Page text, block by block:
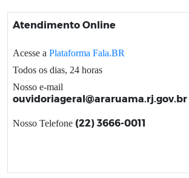
Atendimento Online
Acesse a Plataforma Fala.BR
Todos os dias, 24 horas
Nosso e-mail
ouvidoriageral@araruama.rj.gov.br
Nosso Telefone (22) 3666-0011